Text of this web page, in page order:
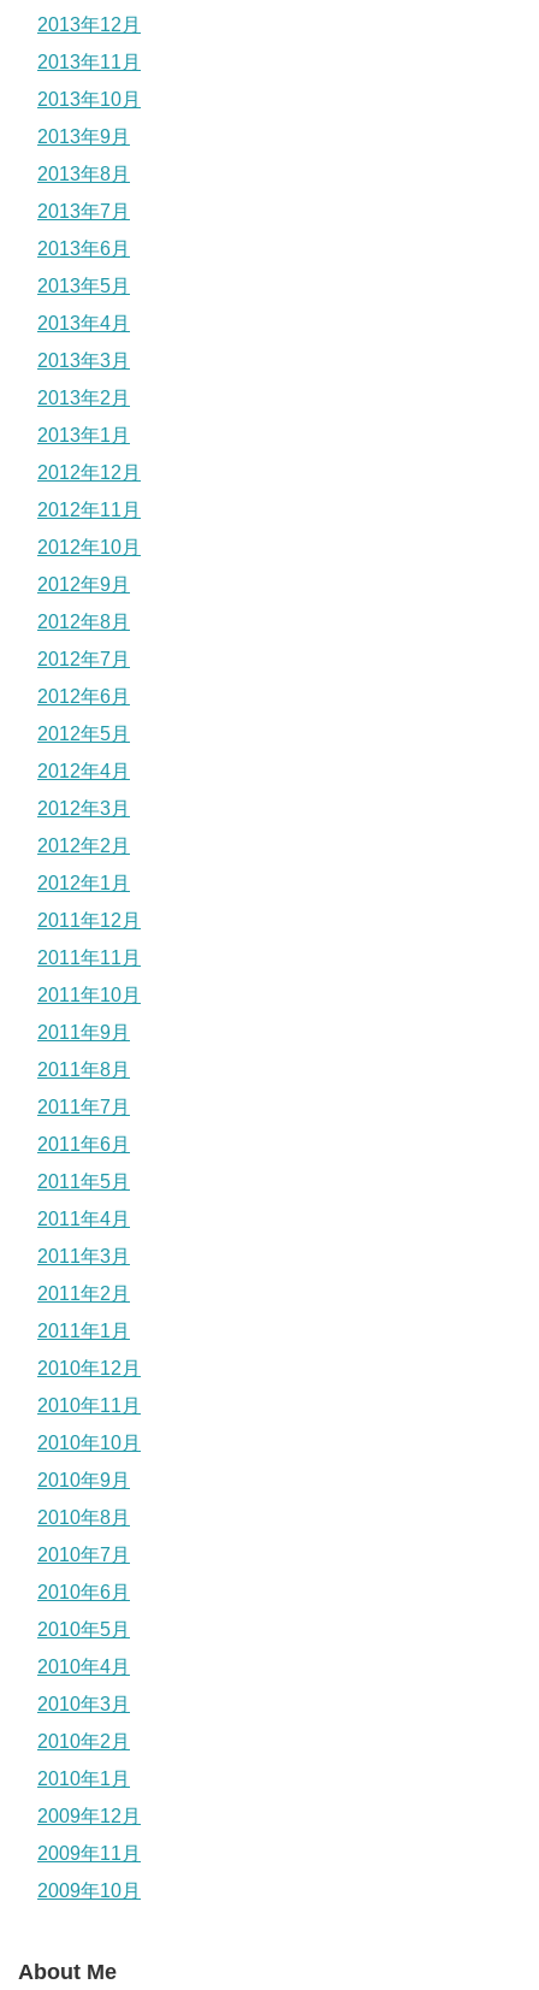
2013年12月
2013年11月
2013年10月
2013年9月
2013年8月
2013年7月
2013年6月
2013年5月
2013年4月
2013年3月
2013年2月
2013年1月
2012年12月
2012年11月
2012年10月
2012年9月
2012年8月
2012年7月
2012年6月
2012年5月
2012年4月
2012年3月
2012年2月
2012年1月
2011年12月
2011年11月
2011年10月
2011年9月
2011年8月
2011年7月
2011年6月
2011年5月
2011年4月
2011年3月
2011年2月
2011年1月
2010年12月
2010年11月
2010年10月
2010年9月
2010年8月
2010年7月
2010年6月
2010年5月
2010年4月
2010年3月
2010年2月
2010年1月
2009年12月
2009年11月
2009年10月
About Me